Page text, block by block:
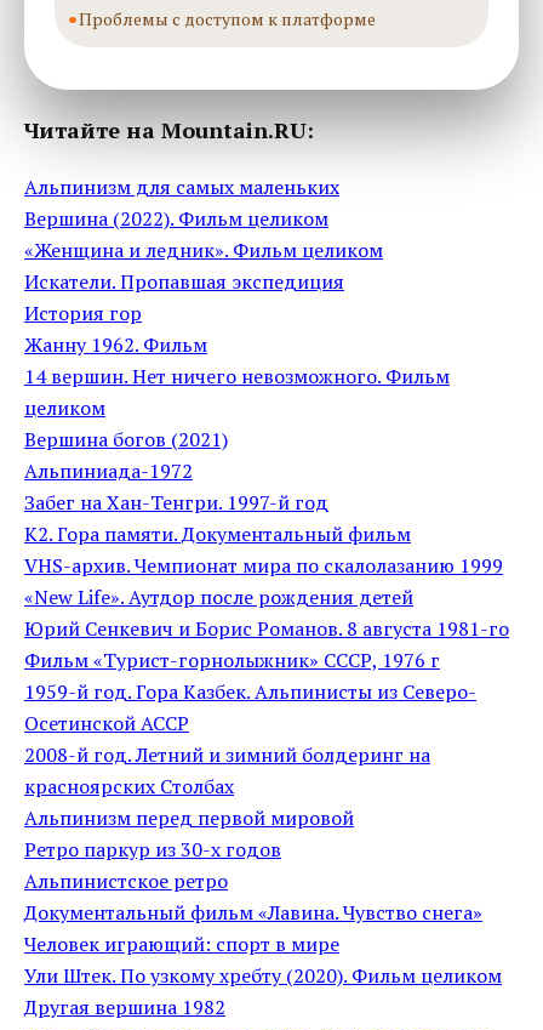
Проблемы с доступом к платформе
Читайте на Mountain.RU:
Альпинизм для самых маленьких
Вepшина (2022). Фильм целиком
«Женщина и ледник». Фильм целиком
Искатели. Пропавшая экспедиция
История гор
Жанну 1962. Фильм
14 вершин. Нет ничего невозможного. Фильм
целиком
Вершина богов (2021)
Альпиниада-1972
Забег на Хан-Тенгри. 1997-й год
К2. Гора памяти. Документальный фильм
VHS-архив. Чемпионат мира по скалолазанию 1999
«New Life». Аутдор после рождения детей
Юрий Сенкевич и Борис Романов. 8 августа 1981-го
Фильм «Турист-горнолыжник» СССР, 1976 г
1959-й год. Гора Казбек. Альпинисты из Северо-
Осетинской АССР
2008-й год. Летний и зимний болдеринг на
красноярских Столбах
Альпинизм перед первой мировой
Ретро паркур из 30-х годов
Альпинистское ретро
Документальный фильм «Лавина. Чувство снега»
Человек играющий: спорт в мире
Ули Штек. По узкому хребту (2020). Фильм целиком
Другая вершина 1982